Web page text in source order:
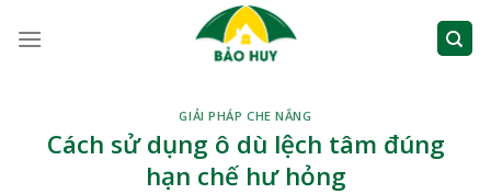
GIẢI PHÁP CHE NẮNG
Cách sử dụng ô dù lệch tâm đúng
hạn chế hư hỏng